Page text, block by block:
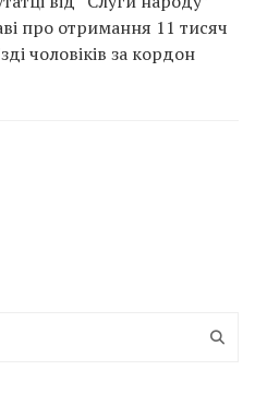
про отримання 11 тисяч
чоловіків за кордон